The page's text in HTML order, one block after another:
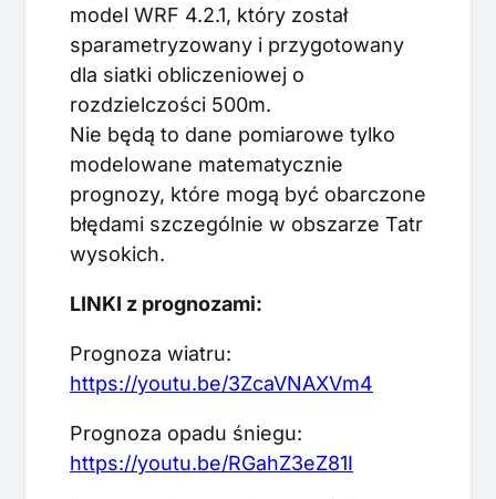
model WRF 4.2.1, który został
sparametryzowany i przygotowany
dla siatki obliczeniowej o
rozdzielczości 500m.
Nie będą to dane pomiarowe tylko
modelowane matematycznie
prognozy, które mogą być obarczone
błędami szczególnie w obszarze Tatr
wysokich.
LINKI z prognozami:
Prognoza wiatru:
https://youtu.be/3ZcaVNAXVm4
Prognoza opadu śniegu:
https://youtu.be/RGahZ3eZ81I